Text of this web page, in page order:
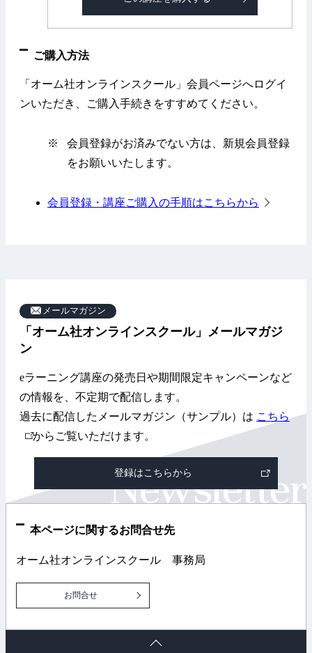
ご購入方法
「オーム社オンラインスクール」会員ページへログイ
ンいただき、ご購入手続きをすすめてください。
※
会員登録がお済みでない方は、新規会員登録
をお願いいたします。
会員登録・講座ご購入の手順はこちらから
メールマガジン
「オーム社オンラインスクール」メールマガジ
ン
eラーニング講座の発売日や期間限定キャンペーンなど
の情報を、不定期で配信します。
過去に配信したメールマガジン（サンプル）は こちら
外
部
ン
からご覧いただけます。
登録はこちらから
本ページに関するお問合せ先
オーム社オンラインスクール 事務局
お問合せ